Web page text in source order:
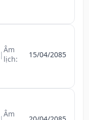
|Âm
lịch:
15/04/2085
Âm